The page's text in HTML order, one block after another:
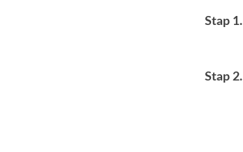
Stap 1.
Stap 2.